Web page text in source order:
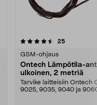
25arvostelut
GSM-ohjaus
Ontech Lämpötila-
ulkoinen, 2 metriä
Tarvike laitteisiin Ontech
9025, 9035, 9040 ja